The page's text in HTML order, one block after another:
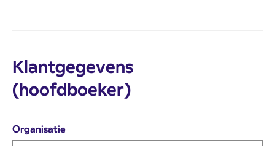
Klantgegevens
(hoofdboeker)
Organisatie